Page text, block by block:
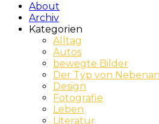
About
Archiv
Kategorien
Alltag
Autos
bewegte Bilder
Der Typ von
Design
Fotografie
Leben
Literatur